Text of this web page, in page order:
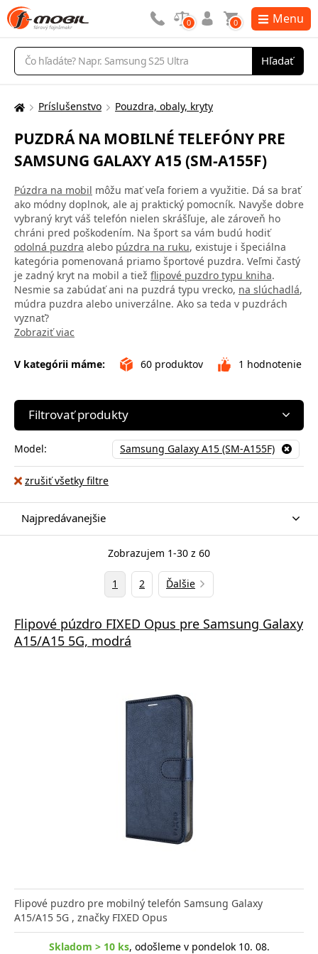
Vyhľadávanie
Hľadať
0 0 Menu
Tu
nachádzate:
Príslušenstvo Pouzdra, obaly, kryty
PUZDRÁ NA MOBILNÉ TELEFÓNY PRE
SAMSUNG GALAXY A15 (SM-A155F)
Púzdra na mobil môžu mať veľa foriem a využitie. Dá sa brať
ako módny doplnok, ale aj praktický pomocník. Navyše dobre
vybraný kryt váš telefón nielen skrášľuje, ale zároveň ho
chráni pred poškodením. Na šport sa vám budú hodiť
odolná puzdra alebo púzdra na ruku, existuje i špeciálna
kategória pomenovaná priamo športové puzdra. Veľmi častý
je zadný kryt na mobil a tiež flipové puzdro typu kniha.
Nesmie sa zabúdať ani na puzdrá typu vrecko, na slúchadlá,
múdra puzdra alebo univerzálne. Ako sa teda v puzdrách
vyznať?
Zobraziť viac
V kategórii máme: 60 produktov 1 hodnotenie
Filtrovať produkty
Model: Samsung Galaxy A15 (SM-A155F)
zrušiť všetky filtre
Najpredávanejšie
Zobrazujem 1-30 z 60
1 2 Ďalšie
Flipové púzdro FIXED Opus pre Samsung Galaxy
A15/A15 5G, modrá
Flipové puzdro pre mobilný telefón Samsung Galaxy
A15/A15 5G , značky FIXED Opus
Skladom > 10 ks, odošleme v pondelok 10. 08.